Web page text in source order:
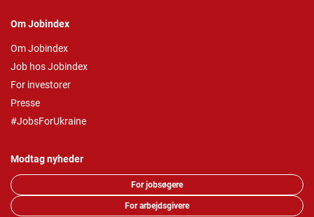
Om Jobindex
Om Jobindex
Job hos Jobindex
For investorer
Presse
#JobsForUkraine
Modtag nyheder
For jobsøgere
For arbejdsgivere